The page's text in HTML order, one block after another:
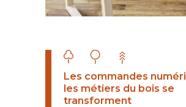
Les commandes
les métiers du bois se
transforment